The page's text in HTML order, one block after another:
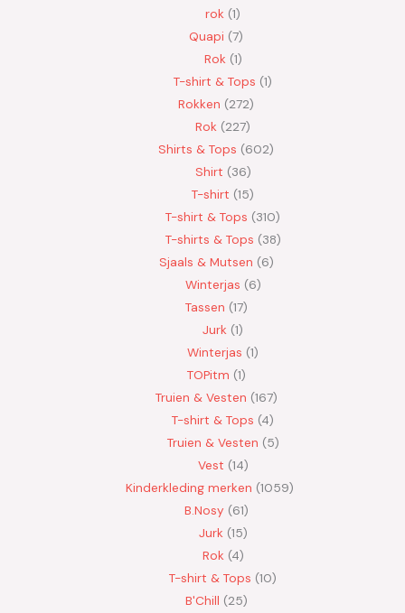
rok 1
Quapi 7
Rok 1
T-shirt & Tops 1
Rokken 272
Rok 227
Shirts & Tops 602
Shirt 36
T-shirt 15
T-shirt & Tops 310
T-shirts & Tops 38
Sjaals & Mutsen 6
Winterjas 6
Tassen 17
Jurk 1
Winterjas 1
TOPitm 1
Truien & Vesten 167
T-shirt & Tops 4
Truien & Vesten 5
Vest 14
Kinderkleding merken 1059
B.Nosy 61
Jurk 15
Rok 4
T-shirt & Tops 10
B'Chill 25